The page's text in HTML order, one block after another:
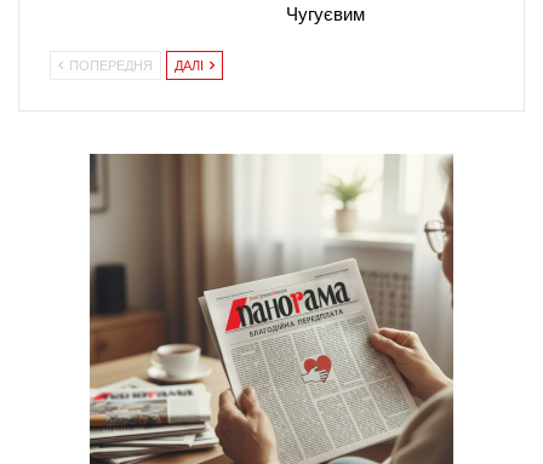
Чугуєвим
ПОПЕРЕДНЯ ДАЛІ